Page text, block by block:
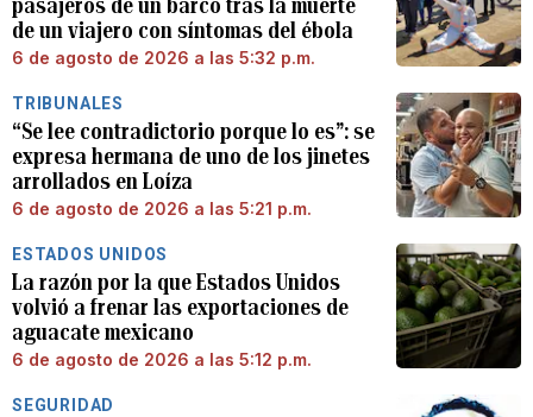
pasajeros de un barco tras la muerte
de un viajero con síntomas del ébola
6 de agosto de 2026 a las 5:32 p.m.
TRIBUNALES
“Se lee contradictorio porque lo es”: se
expresa hermana de uno de los jinetes
arrollados en Loíza
6 de agosto de 2026 a las 5:21 p.m.
ESTADOS UNIDOS
La razón por la que Estados Unidos
volvió a frenar las exportaciones de
aguacate mexicano
6 de agosto de 2026 a las 5:12 p.m.
SEGURIDAD